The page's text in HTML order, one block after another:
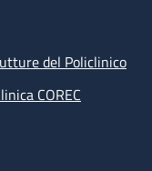
del Policlinico
COREC